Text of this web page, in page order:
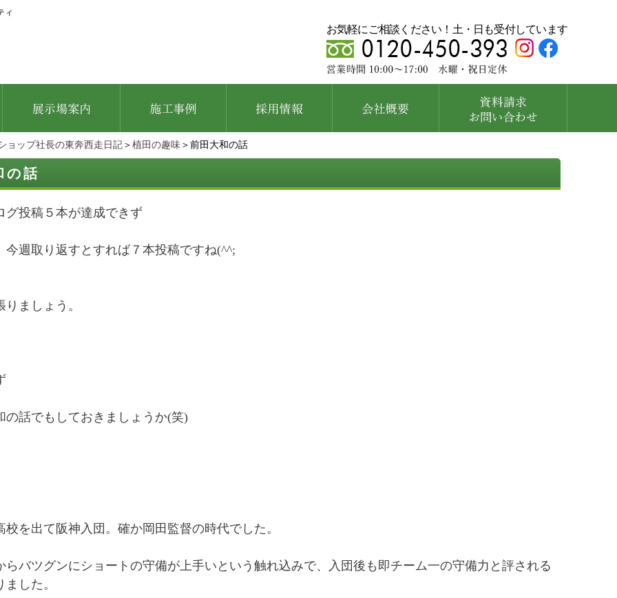
ィ
お気軽にご相談ください！土・日も受付しています
ョップ社長の東奔西走日記 ＞ 植田の趣味 ＞前田大和の話
の話
グ投稿５本が達成できず
週取り返すとすれば７本投稿ですね(^^;
ましょう。
の話でもしておきましょうか(笑)
校を出て阪神入団。確か岡田監督の時代でした。
らバツグンにショートの守備が上手いという触れ込みで、入団後も即チーム一の守備力と評される
した。